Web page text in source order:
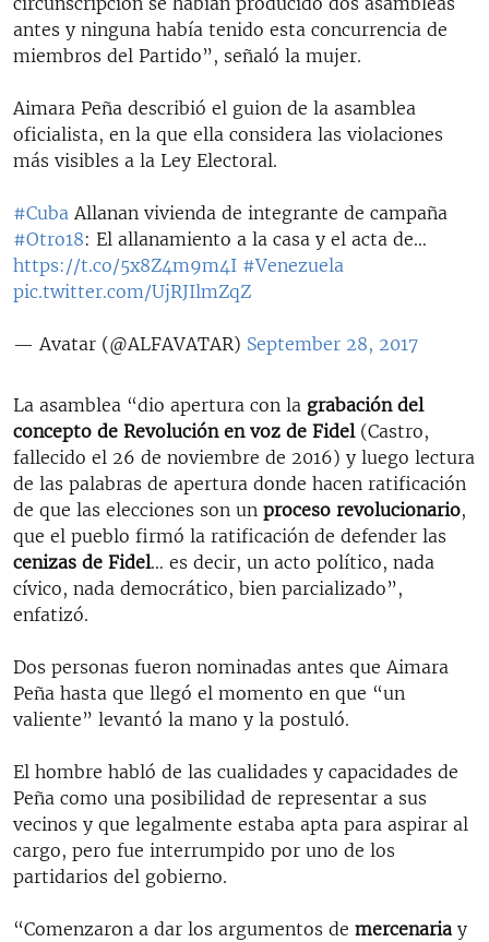
antes y ninguna había tenido esta concurrencia de
miembros del Partido”, señaló la mujer.
Aimara Peña describió el guion de la asamblea
oficialista, en la que ella considera las violaciones
más visibles a la Ley Electoral.
#Cuba Allanan vivienda de integrante de campaña
#Otro18: El allanamiento a la casa y el acta de…
https://t.co/5x8Z4m9m4I #Venezuela
pic.twitter.com/UjRJIlmZqZ
— Avatar (@ALFAVATAR) September 28, 2017
La asamblea “dio apertura con la grabación del
concepto de Revolución en voz de Fidel(Castro,
fallecido el 26 de noviembre de 2016) y luego lectura
de las palabras de apertura donde hacen ratificación
de que las elecciones son un proceso revolucionario,
que el pueblo firmó la ratificación de defender las
cenizas de Fidel… es decir, un acto político, nada
cívico, nada democrático, bien parcializado”,
enfatizó.
Dos personas fueron nominadas antes que Aimara
Peña hasta que llegó el momento en que “un
valiente” levantó la mano y la postuló.
El hombre habló de las cualidades y capacidades de
Peña como una posibilidad de representar a sus
vecinos y que legalmente estaba apta para aspirar al
cargo, pero fue interrumpido por uno de los
partidarios del gobierno.
“Comenzaron a dar los argumentos de mercenaria y